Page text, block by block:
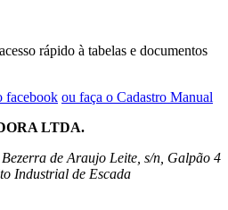
rápido à tabelas e documentos
facebook ou faça o Cadastro Manual
LTDA.
de Araujo Leite, s/n, Galpão 4
Industrial de Escada